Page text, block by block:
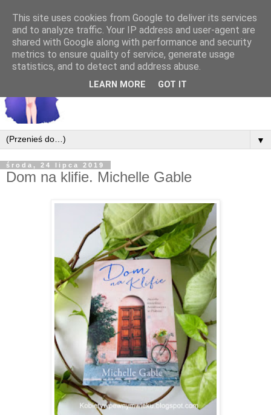
▼
środa, 24 lipca 2019
Dom na klifie. Michelle Gable
This site uses cookies from Google to deliver its services
and to analyze traffic. Your IP address and user-agent are
shared with Google along with performance and security
metrics to ensure quality of service, generate usage
statistics, and to detect and address abuse.
LEARN MORE GOT IT